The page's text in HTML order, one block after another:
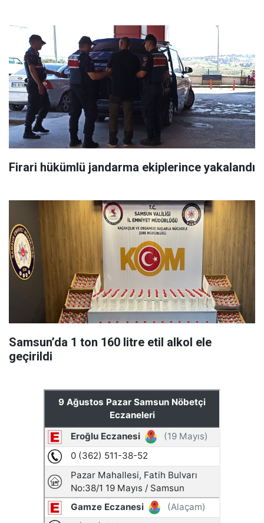
Firari hükümlü jandarma ekiplerince yakalandı
Samsun’da 1 ton 160 litre etil alkol ele
geçirildi